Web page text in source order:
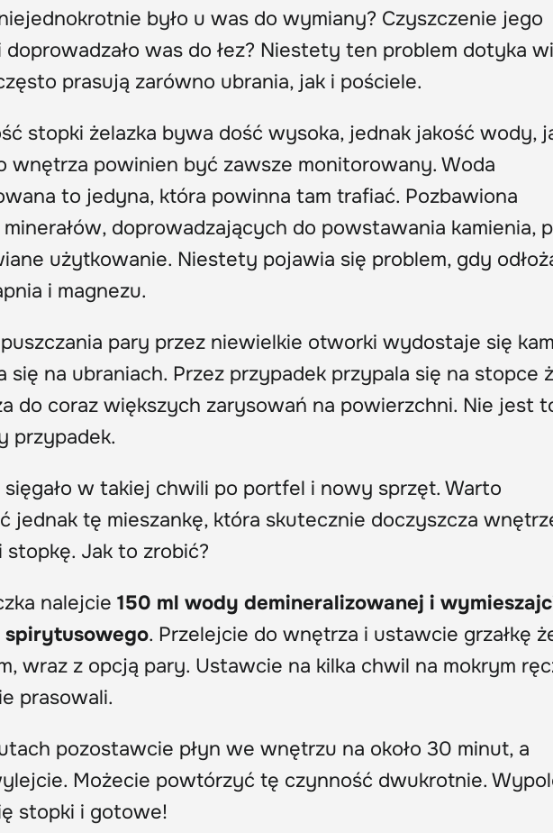
było u was do wymiany? Czyszczenie jego
was do łez? Niestety ten problem dotyka
prasują zarówno ubrania, jak i pościele.
stopki żelazka bywa dość wysoka, jednak jakość wody,
wnętrza powinien być zawsze monitorowany. Woda
to jedyna, która powinna tam trafiać. Pozbawiona
doprowadzających do powstawania kamienia,
użytkowanie. Niestety pojawia się problem, gdy
i magnezu.
pary przez niewielkie otworki wydostaje się
się na ubraniach. Przez przypadek przypala się na stopce
do coraz większych zarysowań na powierzchni. Nie jest
przypadek.
w takiej chwili po portfel i nowy sprzęt. Warto
jednak tę mieszankę, która skutecznie doczyszcza
stopkę. Jak to zrobić?
nalejcie 150 ml wody demineralizowanej i
spirytusowego. Przelejcie do wnętrza i ustawcie grzałkę
wraz z opcją pary. Ustawcie na kilka chwil na mokrym
prasowali.
pozostawcie płyn we wnętrzu na około 30 minut, a
Możecie powtórzyć tę czynność dwukrotnie.
stopki i gotowe!